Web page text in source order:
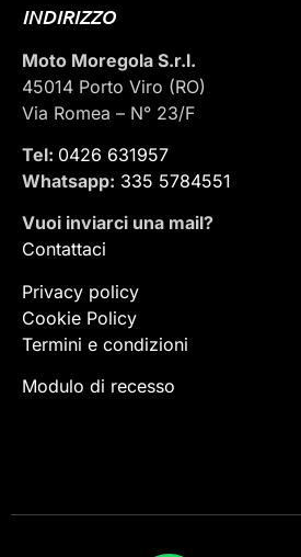
INDIRIZZO
Moto Moregola S.r.l.
45014 Porto Viro (RO)
Via Romea – N° 23/F
Tel: 0426 631957
Whatsapp: 335 5784551
Vuoi inviarci una mail?
Contattaci
Privacy policy
Cookie Policy
Termini e condizioni
Modulo di recesso